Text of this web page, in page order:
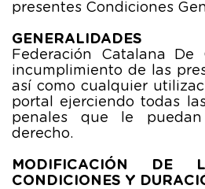
presentes Condiciones
GENERALIDADES
Federación Catalana De
incumplimiento de las
así como cualquier
portal ejerciendo todas
penales que le
derecho.
MODIFICACIÓN DE
CONDICIONES Y